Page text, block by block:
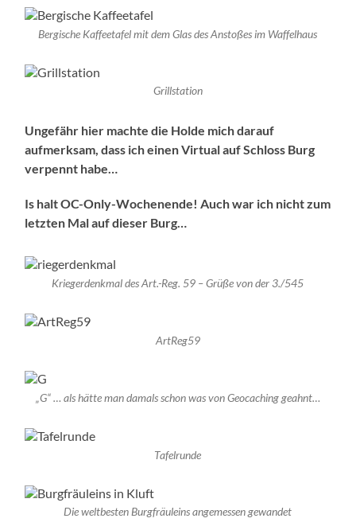
Bergische Kaffeetafel mit dem Glas des Anstoßes im Waffelhaus
Grillstation
Ungefähr hier machte die Holde mich darauf
aufmerksam, dass ich einen Virtual auf Schloss Burg
verpennt habe…
Is halt OC-Only-Wochenende! Auch war ich nicht zum
letzten Mal auf dieser Burg…
Kriegerdenkmal des Art.-Reg. 59 – Grüße von der 3./545
ArtReg59
„G“ … als hätte man damals schon was von Geocaching geahnt…
Tafelrunde
Die weltbesten Burgfräuleins angemessen gewandet